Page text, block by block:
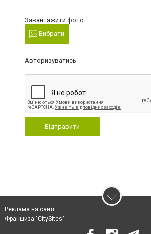
Завантажити фото:
Вибрати
Авторизуватись
Відправити
Реклама на сайті
Франшиза "CitySites"